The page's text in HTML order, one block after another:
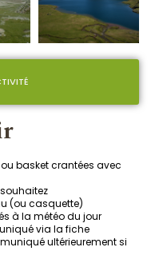
basket crantées avec
(ou casquette)
à la météo du jour
via la fiche
ultérieurement si